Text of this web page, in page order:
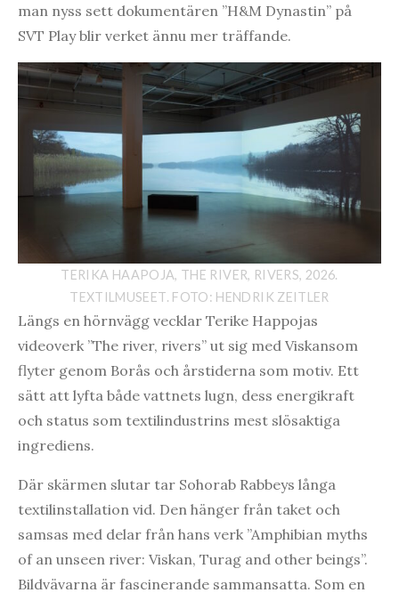
man nyss sett dokumentären ”H&M Dynastin” på
SVT Play blir verket ännu mer träffande.
TERIKA HAAPOJA, THE RIVER, RIVERS, 2026.
TEXTILMUSEET. FOTO: HENDRIK ZEITLER
Längs en hörnvägg vecklar Terike Happojas
videoverk ”The river, rivers” ut sig med Viskansom
flyter genom Borås och årstiderna som motiv. Ett
sätt att lyfta både vattnets lugn, dess energikraft
och status som textilindustrins mest slösaktiga
ingrediens.
Där skärmen slutar tar Sohorab Rabbeys långa
textilinstallation vid. Den hänger från taket och
samsas med delar från hans verk ”Amphibian myths
of an unseen river: Viskan, Turag and other beings”.
Bildvävarna är fascinerande sammansatta. Som en